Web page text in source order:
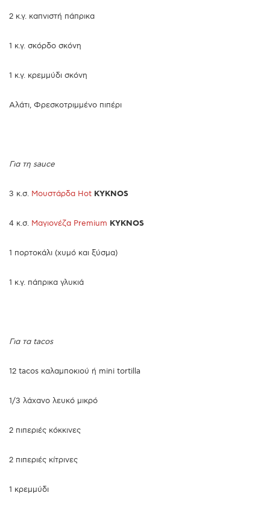
2 κ.γ. καπνιστή πάπρικα
1 κ.γ. σκόρδο σκόνη
1 κ.γ. κρεμμύδι σκόνη
Αλάτι, Φρεσκοτριμμένο πιπέρι
Για τη sauce
3 κ.σ. Μουστάρδα Hot KYKNOS
4 κ.σ. Μαγιονέζα Premium KYKNOS
1 πορτοκάλι (χυμό και ξύσμα)
1 κ.γ. πάπρικα γλυκιά
Για τα tacos
12 tacos καλαμποκιού ή mini tortilla
1/3 λάχανο λευκό μικρό
2 πιπεριές κόκκινες
2 πιπεριές κίτρινες
1 κρεμμύδι